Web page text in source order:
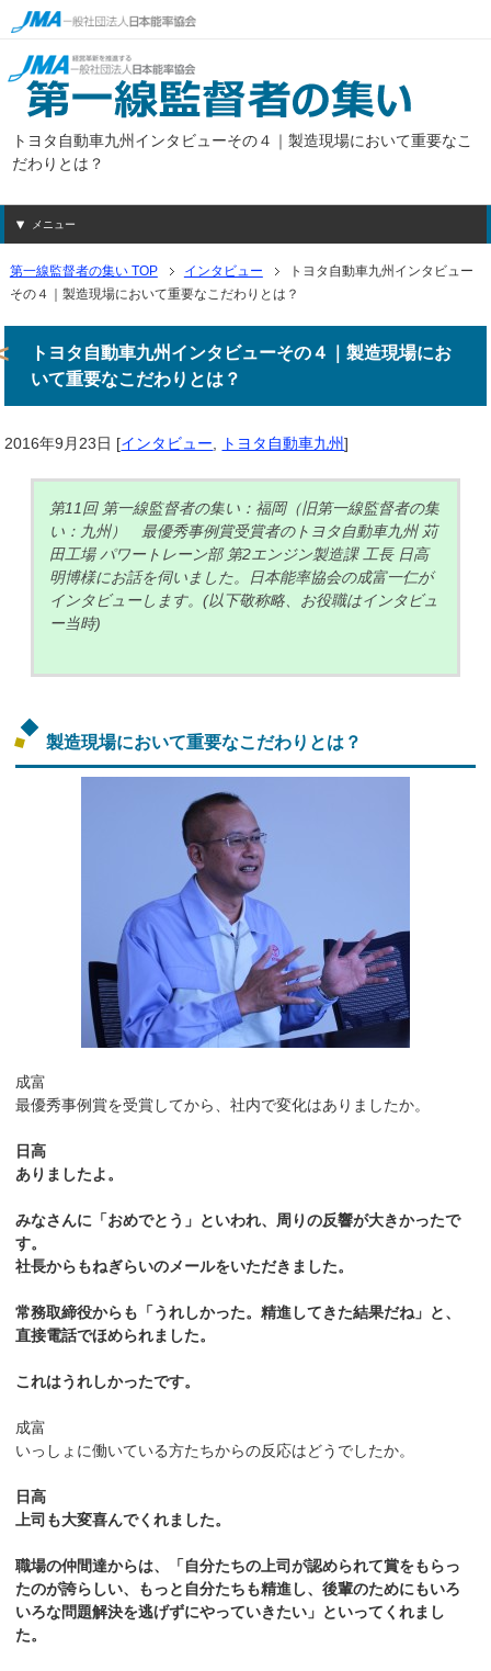
トヨタ自動車九州インタビューその４｜製造現場において重要なこ
だわりとは？
メニュー
第一線監督者の集い TOP インタビュー
トヨタ自動車九州インタビュー
その４｜製造現場において重要なこだわりとは？
トヨタ自動車九州インタビューその４｜製造現場にお
いて重要なこだわりとは？
2016年9月23日 [インタビュー, トヨタ自動車九州]
第11回 第一線監督者の集い：福岡（旧第一線監督者の集
い：九州） 最優秀事例賞受賞者のトヨタ自動車九州 苅
田工場 パワートレーン部 第2エンジン製造課 工長 日高
明博様にお話を伺いました。日本能率協会の成富一仁が
インタビューします。(以下敬称略、お役職はインタビュ
ー当時)
製造現場において重要なこだわりとは？
成富
最優秀事例賞を受賞してから、社内で変化はありましたか。
日高
ありましたよ。
みなさんに「おめでとう」といわれ、周りの反響が大きかったで
す。
社長からもねぎらいのメールをいただきました。
常務取締役からも「うれしかった。精進してきた結果だね」と、
直接電話でほめられました。
これはうれしかったです。
成富
いっしょに働いている方たちからの反応はどうでしたか。
日高
上司も大変喜んでくれました。
職場の仲間達からは、「自分たちの上司が認められて賞をもらっ
たのが誇らしい、もっと自分たちも精進し、後輩のためにもいろ
いろな問題解決を逃げずにやっていきたい」といってくれまし
た。